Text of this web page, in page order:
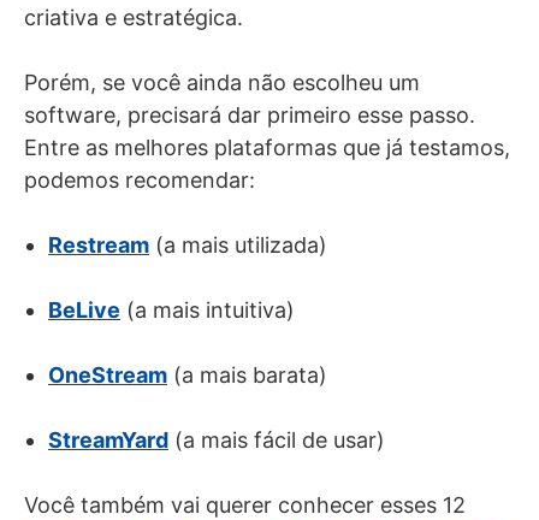
criativa e estratégica.
Porém, se você ainda não escolheu um
software, precisará dar primeiro esse passo.
Entre as melhores plataformas que já testamos,
podemos recomendar:
Restream (a mais utilizada)
BeLive (a mais intuitiva)
OneStream (a mais barata)
StreamYard (a mais fácil de usar)
Você também vai querer conhecer esses 12